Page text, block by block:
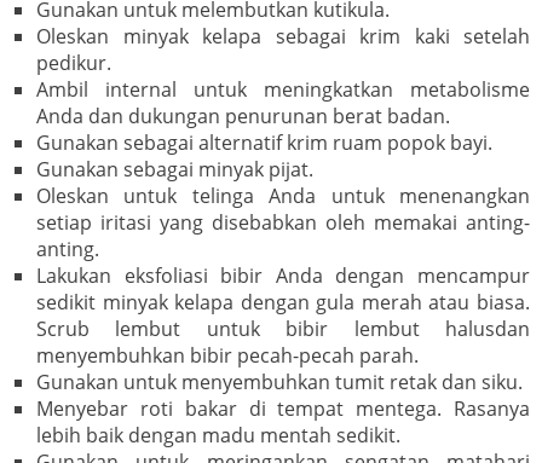
Gunakan untuk melembutkan kutikula.
Oleskan minyak kelapa sebagai krim kaki setelah
pedikur.
Ambil internal untuk meningkatkan metabolisme
Anda dan dukungan penurunan berat badan.
Gunakan sebagai alternatif krim ruam popok bayi.
Gunakan sebagai minyak pijat.
Oleskan untuk telinga Anda untuk menenangkan
setiap iritasi yang disebabkan oleh memakai anting-
anting.
Lakukan eksfoliasi bibir Anda dengan mencampur
sedikit minyak kelapa dengan gula merah atau biasa.
Scrub lembut untuk bibir lembut halusdan
menyembuhkan bibir pecah-pecah parah.
Gunakan untuk menyembuhkan tumit retak dan siku.
Menyebar roti bakar di tempat mentega. Rasanya
lebih baik dengan madu mentah sedikit.